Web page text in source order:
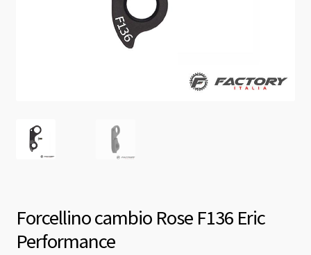
Forcellino cambio Rose F136 Eric
Performance